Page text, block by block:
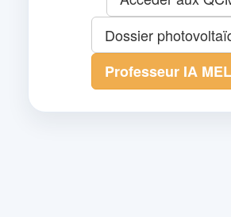
Dossier
Professeur IA